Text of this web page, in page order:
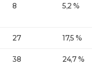
8 5,2 %
27 17,5 %
38 24,7 %